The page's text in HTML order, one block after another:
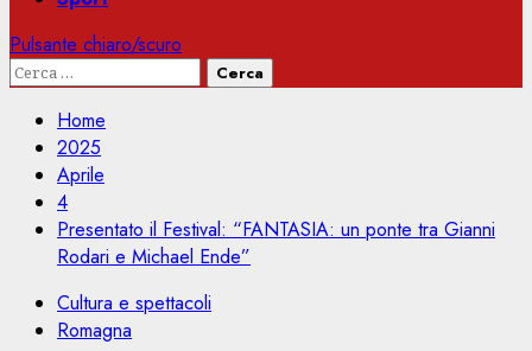
Pulsante chiaro/scuro
Ricerca
Home
2025
Aprile
4
Presentato il Festival: “FANTASIA: un ponte tra Gianni
Rodari e Michael Ende”
Cultura e spettacoli
Romagna